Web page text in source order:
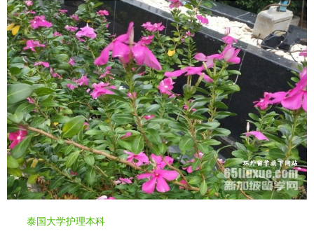
泰国大学护理本科